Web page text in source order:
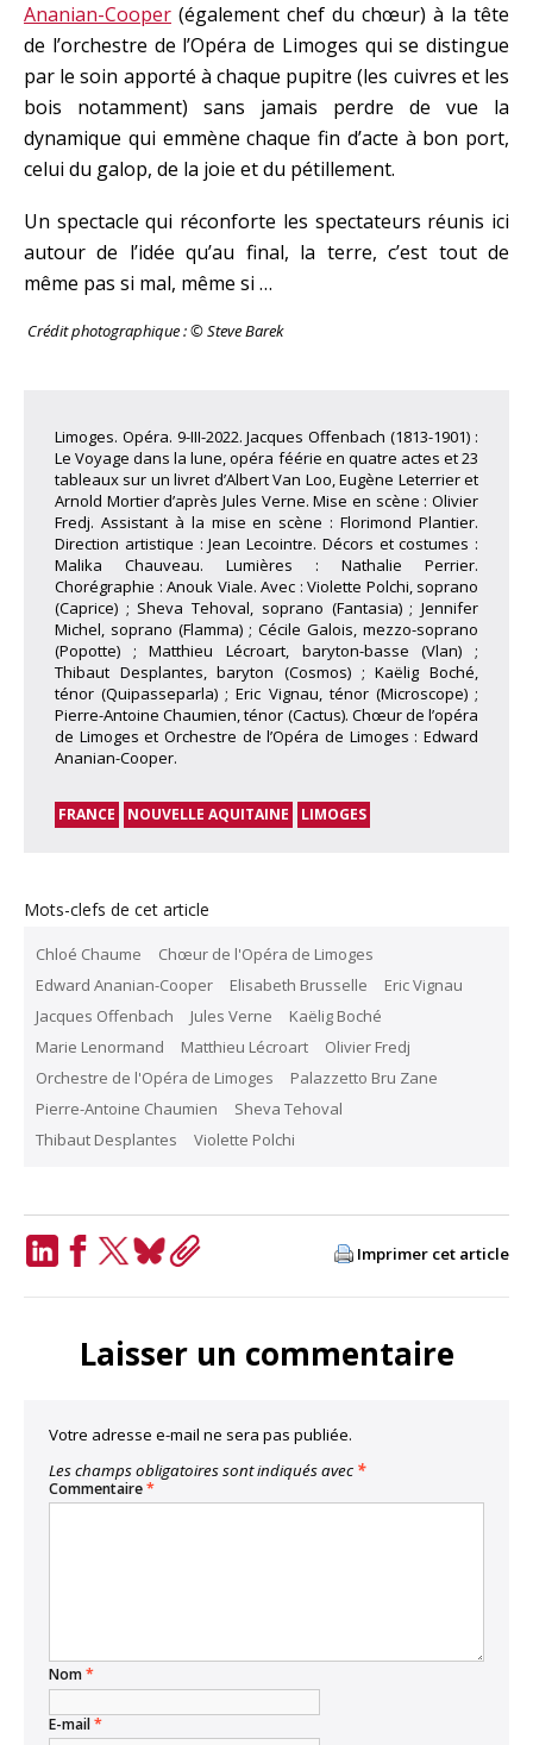
Ananian-Cooper (également chef du chœur) à la tête
de l’orchestre de l’Opéra de Limoges qui se distingue
par le soin apporté à chaque pupitre (les cuivres et les
bois notamment) sans jamais perdre de vue la
dynamique qui emmène chaque fin d’acte à bon port,
celui du galop, de la joie et du pétillement.
Un spectacle qui réconforte les spectateurs réunis ici
autour de l’idée qu’au final, la terre, c’est tout de
même pas si mal, même si …
Crédit photographique : © Steve Barek
Limoges. Opéra. 9-III-2022. Jacques Offenbach (1813-1901) :
Le Voyage dans la lune, opéra féérie en quatre actes et 23
tableaux sur un livret d’Albert Van Loo, Eugène Leterrier et
Arnold Mortier d’après Jules Verne. Mise en scène : Olivier
Fredj. Assistant à la mise en scène : Florimond Plantier.
Direction artistique : Jean Lecointre. Décors et costumes :
Malika Chauveau. Lumières : Nathalie Perrier.
Chorégraphie : Anouk Viale. Avec : Violette Polchi, soprano
(Caprice) ; Sheva Tehoval, soprano (Fantasia) ; Jennifer
Michel, soprano (Flamma) ; Cécile Galois, mezzo-soprano
(Popotte) ; Matthieu Lécroart, baryton-basse (Vlan) ;
Thibaut Desplantes, baryton (Cosmos) ; Kaëlig Boché,
ténor (Quipasseparla) ; Eric Vignau, ténor (Microscope) ;
Pierre-Antoine Chaumien, ténor (Cactus). Chœur de l’opéra
de Limoges et Orchestre de l’Opéra de Limoges : Edward
Ananian-Cooper.
FRANCE NOUVELLE AQUITAINE LIMOGES
Mots-clefs de cet article
Chloé Chaume
Chœur de l'Opéra de Limoges
Edward Ananian-Cooper
Elisabeth Brusselle
Eric Vignau
Jacques Offenbach
Jules Verne
Kaëlig Boché
Marie Lenormand
Matthieu Lécroart
Olivier Fredj
Orchestre de l'Opéra de Limoges
Palazzetto Bru Zane
Pierre-Antoine Chaumien
Sheva Tehoval
Thibaut Desplantes
Violette Polchi
Imprimer cet article
Laisser un commentaire
Votre adresse e-mail ne sera pas publiée.
Les champs obligatoires sont indiqués avec *
Commentaire*
Nom*
E-mail*